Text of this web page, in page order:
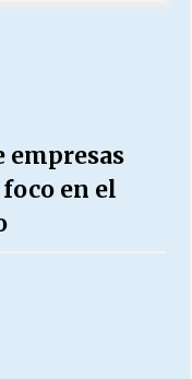
empresas
en el